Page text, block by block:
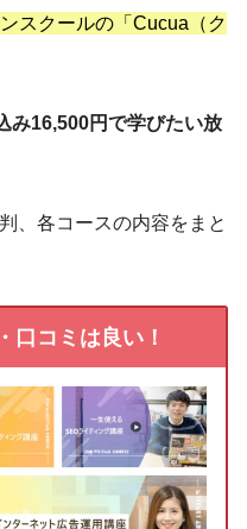
スクールの「Cucua（ク
み16,500円で学びたい放
、各コースの内容をまと
口コミは良い！